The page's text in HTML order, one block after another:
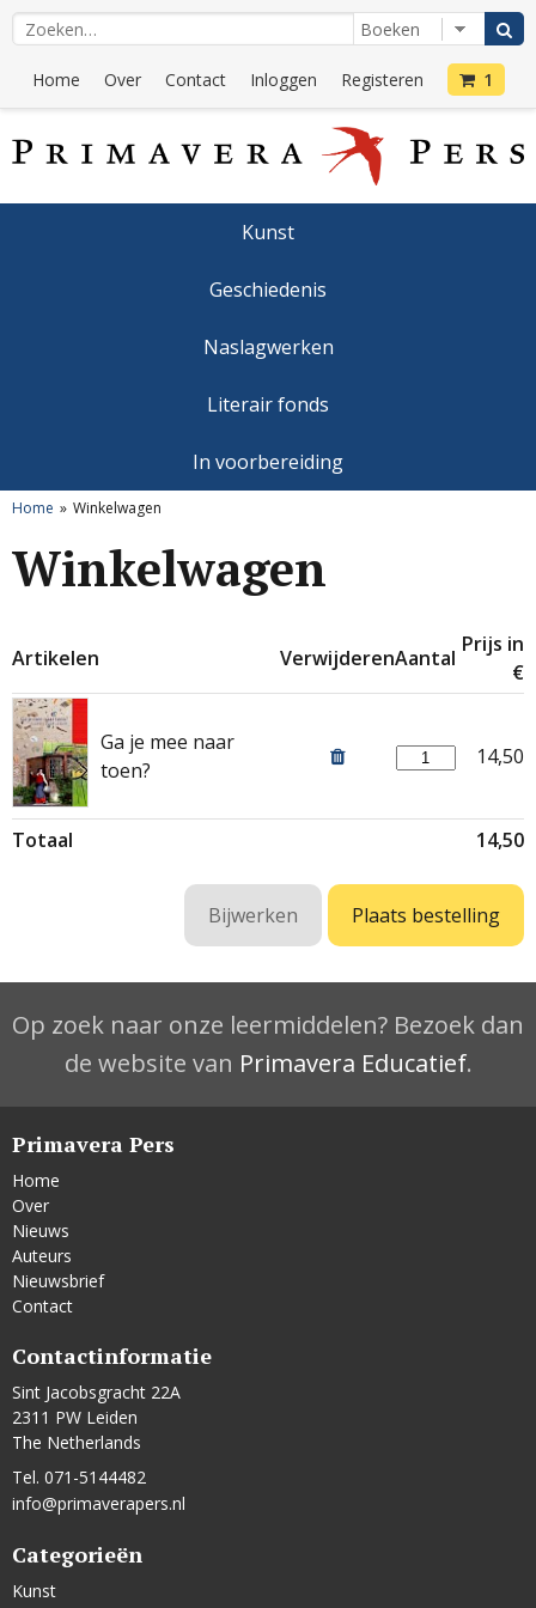
Home Over Contact Inloggen Registeren 1
Kunst
Geschiedenis
Naslagwerken
Literair fonds
In voorbereiding
Home Winkelwagen
Winkelwagen
Artikelen VerwijderenAantal
Prijs in
€
Ga je mee naar
toen?
14,50
Totaal 14,50
Op zoek naar onze leermiddelen? Bezoek dan
de website van Primavera Educatief.
Primavera Pers
Home
Over
Nieuws
Auteurs
Nieuwsbrief
Contact
Contactinformatie
Sint Jacobsgracht 22A
2311 PW Leiden
The Netherlands
Tel. 071-5144482
info@primaverapers.nl
Categorieën
Kunst